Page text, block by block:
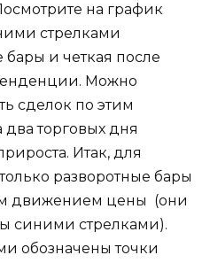
на график
стрелками
бары и четкая после
Можно
сделок по этим
два торговых дня
Итак, для
разворотные бары
движением цены (они
синими стрелками).
обозначены точки